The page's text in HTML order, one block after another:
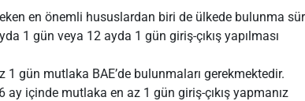
en önemli hususlardan biri de ülkede bulunma
1 gün veya 12 ayda 1 gün giriş-çıkış yapılması
gün mutlaka BAE’de bulunmaları gerekmektedir.
içinde mutlaka en az 1 gün giriş-çıkış yapmanız